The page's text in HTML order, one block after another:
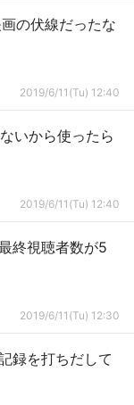
の伏線だったな
2019/6/11(Tu) 12:40
いから使ったら
2019/6/11(Tu) 12:40
終視聴者数が5
2019/6/11(Tu) 12:30
録を打ちだして